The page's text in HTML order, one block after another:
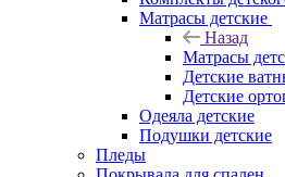
Матрасы детские
Назад
Матрасы
Детские
Детские
Одеяла детские
Подушки детские
Пледы